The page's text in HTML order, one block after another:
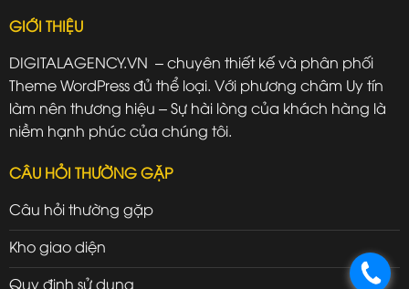
GIỚI THIỆU
DIGITALAGENCY.VN – chuyên thiết kế và phân phối
Theme WordPress đủ thể loại. Với phương châm Uy tín
làm nên thương hiệu – Sự hài lòng của khách hàng là
niềm hạnh phúc của chúng tôi.
CÂU HỎI THƯỜNG GẶP
Câu hỏi thường gặp
Kho giao diện
Quy định sử dụng
.